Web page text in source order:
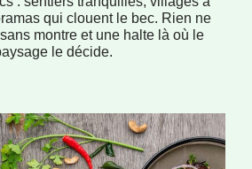
qui clouent le bec. Rien ne
montre et une halte là où le
le décide.